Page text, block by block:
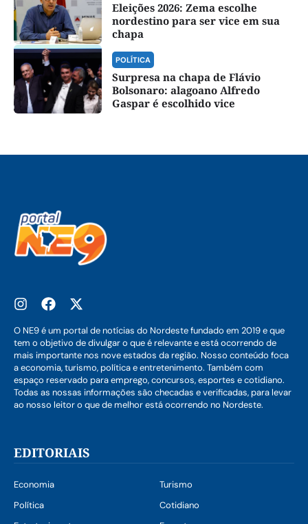
Eleições 2026: Zema escolhe
nordestino para ser vice em sua
chapa
POLÍTICA
Surpresa na chapa de Flávio
Bolsonaro: alagoano Alfredo
Gaspar é escolhido vice
O NE9 é um portal de notícias do Nordeste fundado em 2019 e que
tem o objetivo de divulgar o que é relevante e está ocorrendo de
mais importante nos nove estados da região. Nosso conteúdo foca
a economia, turismo, política e entretenimento. Também com
espaço reservado para emprego, concursos, esportes e cotidiano.
Todas as nossas informações são checadas e verificadas, para levar
ao nosso leitor o que de melhor está ocorrendo no Nordeste.
EDITORIAIS
Economia
Turismo
Política
Cotidiano